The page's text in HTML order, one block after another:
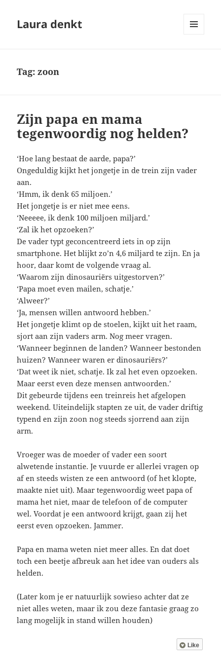
Laura denkt
Tag:zoon
Zijn papa en mama
tegenwoordig nog helden?
‘Hoe lang bestaat de aarde, papa?’
Ongeduldig kijkt het jongetje in de trein zijn vader
aan.
‘Hmm, ik denk 65 miljoen.’
Het jongetje is er niet mee eens.
‘Neeeee, ik denk 100 miljoen miljard.’
‘Zal ik het opzoeken?’
De vader typt geconcentreerd iets in op zijn
smartphone. Het blijkt zo’n 4,6 miljard te zijn. En ja
hoor, daar komt de volgende vraag al.
‘Waarom zijn dinosauriërs uitgestorven?’
‘Papa moet even mailen, schatje.’
‘Alweer?’
‘Ja, mensen willen antwoord hebben.’
Het jongetje klimt op de stoelen, kijkt uit het raam,
sjort aan zijn vaders arm. Nog meer vragen.
‘Wanneer beginnen de landen? Wanneer bestonden
huizen? Wanneer waren er dinosauriërs?’
‘Dat weet ik niet, schatje. Ik zal het even opzoeken.
Maar eerst even deze mensen antwoorden.’
Dit gebeurde tijdens een treinreis het afgelopen
weekend. Uiteindelijk stapten ze uit, de vader driftig
typend en zijn zoon nog steeds sjorrend aan zijn
arm.
Vroeger was de moeder of vader een soort
alwetende instantie. Je vuurde er allerlei vragen op
af en steeds wisten ze een antwoord (of het klopte,
maakte niet uit). Maar tegenwoordig weet papa of
mama het niet, maar de telefoon of de computer
wel. Voordat je een antwoord krijgt, gaan zij het
eerst even opzoeken. Jammer.
Papa en mama weten niet meer alles. En dat doet
toch een beetje afbreuk aan het idee van ouders als
helden.
(Later kom je er natuurlijk sowieso achter dat ze
niet alles weten, maar ik zou deze fantasie graag zo
lang mogelijk in stand willen houden)
Like